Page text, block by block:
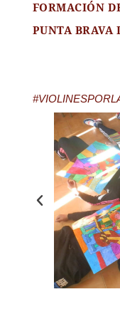
FORMACIÓN
PUNTA BRAVA